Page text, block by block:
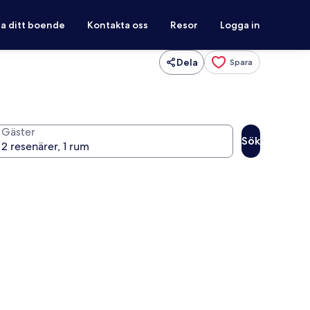
ditt boende Kontakta oss Resor Logga in
Dela Spara
Gäster
Sök